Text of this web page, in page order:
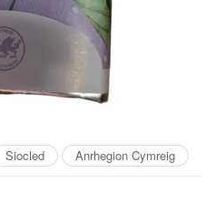
Siocled Anrhegion Cymreig